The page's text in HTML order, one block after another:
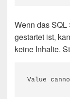
Wenn das
gestartet ist,
keine Inhalte.
Value